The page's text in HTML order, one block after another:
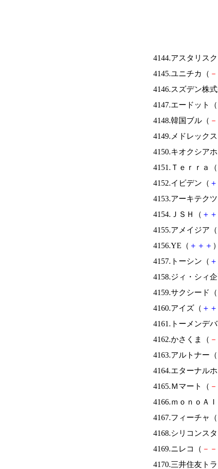
4144.アスタリス
4145.ユニチカ（ －
4146.スズデン株
4147.エードット（
4148.韓国ブル（ －
4149.メドレック
4150.キオクシア
4151.Ｔｅｒｒａ（
4152.イビデン（ ＋
4153.アーキテク
4154.ＪＳＨ（ ＋ ＋
4155.アメイジア（
4156.YE（ ＋ ＋ ＋
4157.トーシン（ ＋
4158.ジィ・シィ
4159.サクシード（
4160.アイズ（ ＋ ＋
4161.トーメンデ
4162.かさくま（ －
4163.アルトナー（
4164.エターナル
4165.Ｍマート（ －
4166.ｍｏｎｏＡ
4167.フィーチャ（
4168.シリコンス
4169.ニレコ（ － －
4170.三井住友ト